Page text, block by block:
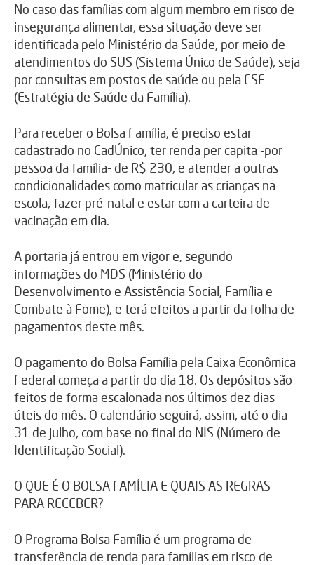
No caso das famílias com algum membro em risco de
insegurança alimentar, essa situação deve ser
identificada pelo Ministério da Saúde, por meio de
atendimentos do SUS (Sistema Único de Saúde), seja
por consultas em postos de saúde ou pela ESF
(Estratégia de Saúde da Família).
Para receber o Bolsa Família, é preciso estar
cadastrado no CadÚnico, ter renda per capita -por
pessoa da família- de R$ 230, e atender a outras
condicionalidades como matricular as crianças na
escola, fazer pré-natal e estar com a carteira de
vacinação em dia.
A portaria já entrou em vigor e, segundo
informações do MDS (Ministério do
Desenvolvimento e Assistência Social, Família e
Combate à Fome), e terá efeitos a partir da folha de
pagamentos deste mês.
O pagamento do Bolsa Família pela Caixa Econômica
Federal começa a partir do dia 18. Os depósitos são
feitos de forma escalonada nos últimos dez dias
úteis do mês. O calendário seguirá, assim, até o dia
31 de julho, com base no final do NIS (Número de
Identificação Social).
O QUE É O BOLSA FAMÍLIA E QUAIS AS REGRAS
PARA RECEBER?
O Programa Bolsa Família é um programa de
transferência de renda para famílias em risco de